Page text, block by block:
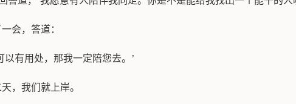
会，答道：
以有用处，那我一定陪您去。’
，我们就上岸。